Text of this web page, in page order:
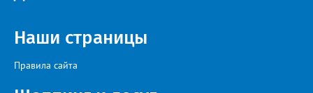
Наши страницы
Правила сайта